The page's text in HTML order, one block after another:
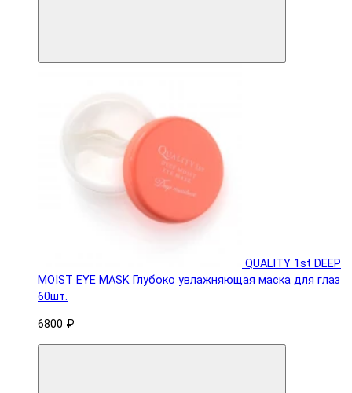
QUALITY 1st DEEP
MOIST EYE MASK Глубоко увлажняющая маска для глаз
60шт.
6800 ₽